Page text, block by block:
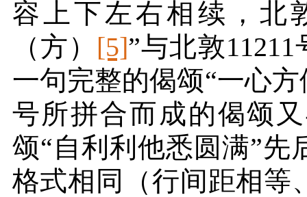
容上下左右相续，北
（方） [5]”与北敦11211
一句完整的偈颂“一心
号所拼合而成的偈颂
颂“自利利他悉圆满”先
格式相同（行间距相等